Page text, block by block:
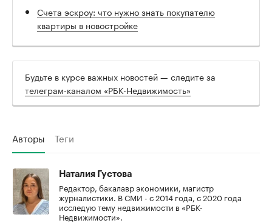
Счета эскроу: что нужно знать покупателю
квартиры в новостройке
Будьте в курсе важных новостей — следите за
телеграм-каналом «РБК-Недвижимость»
Авторы Теги
Наталия Густова
Редактор, бакалавр экономики, магистр
журналистики. В СМИ - с 2014 года, с 2020 года
исследую тему недвижимости в «РБК-
Недвижимости».